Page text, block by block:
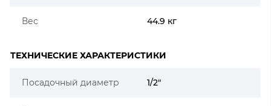
Вес 44.9 кг
ТЕХНИЧЕСКИЕ ХАРАКТЕРИСТИКИ
Посадочный диаметр 1/2"